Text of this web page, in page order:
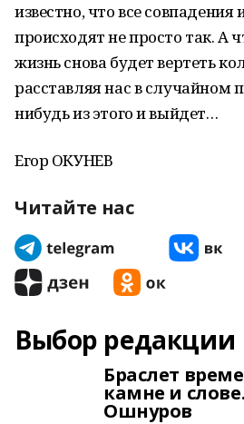
известно, что все совпадения
происходят не просто так. А
жизнь снова будет вертеть
расставляя нас в случайном
нибудь из этого и выйдет…
Егор ОКУНЕВ
Читайте нас
Выбор редакции
Браслет
камне и
Ошнуров